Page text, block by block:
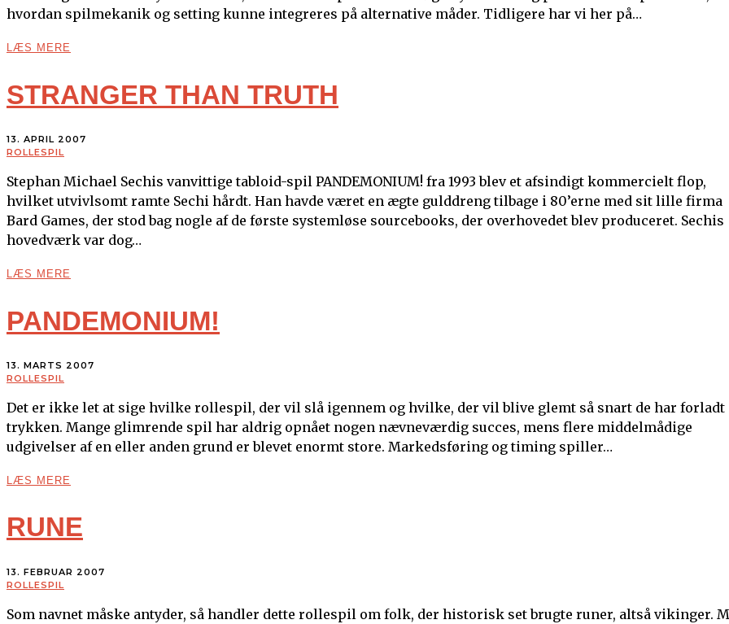
hvordan spilmekanik og setting kunne integreres på alternative måder. Tidligere har vi her på…
LÆS MERE
STRANGER THAN TRUTH
13. APRIL 2007
ROLLESPIL
Stephan Michael Sechis vanvittige tabloid-spil PANDEMONIUM! fra 1993 blev et afsindigt kommercielt flop,
hvilket utvivlsomt ramte Sechi hårdt. Han havde været en ægte gulddreng tilbage i 80’erne med sit lille firma
Bard Games, der stod bag nogle af de første systemløse sourcebooks, der overhovedet blev produceret. Sechis
hovedværk var dog…
LÆS MERE
PANDEMONIUM!
13. MARTS 2007
ROLLESPIL
Det er ikke let at sige hvilke rollespil, der vil slå igennem og hvilke, der vil blive glemt så snart de har forladt
trykken. Mange glimrende spil har aldrig opnået nogen nævneværdig succes, mens flere middelmådige
udgivelser af en eller anden grund er blevet enormt store. Markedsføring og timing spiller…
LÆS MERE
RUNE
13. FEBRUAR 2007
ROLLESPIL
Som navnet måske antyder, så handler dette rollespil om folk, der historisk set brugte runer, altså vikinger.